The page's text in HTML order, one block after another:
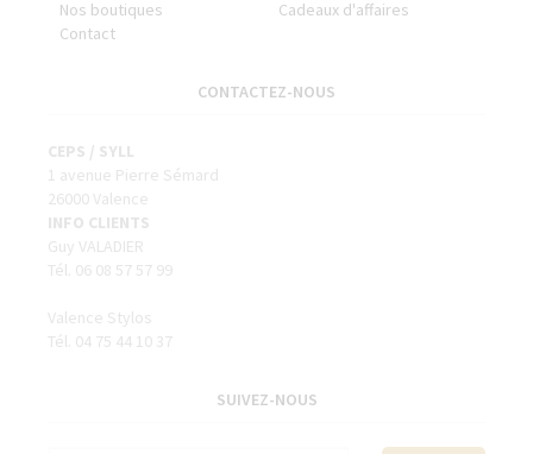
Nos boutiques
Cadeaux d'affaires
Contact
CONTACTEZ-NOUS
CEPS / SYLL
1 avenue Pierre Sémard
26000 Valence
INFO CLIENTS
Guy VALADIER
Tél. 06 08 57 57 99
Valence Stylos
Tél. 04 75 44 10 37
SUIVEZ-NOUS